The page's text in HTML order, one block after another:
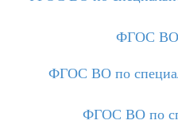
ФГОС ВО
ФГОС ВО по
ФГОС ВО по